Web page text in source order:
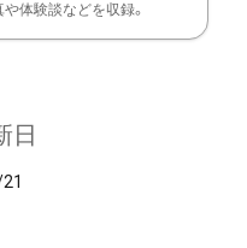
や体験談などを収録。
日